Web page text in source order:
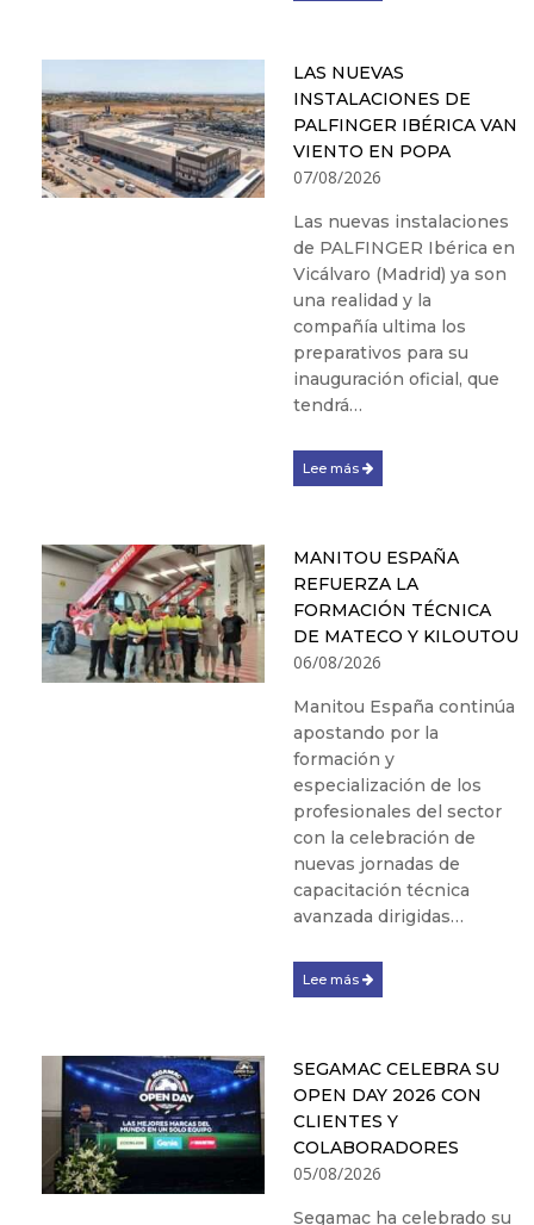
LAS NUEVAS
INSTALACIONES DE
PALFINGER IBÉRICA VAN
VIENTO EN POPA
07/08/2026
Las nuevas instalaciones
de PALFINGER Ibérica en
Vicálvaro (Madrid) ya son
una realidad y la
compañía ultima los
preparativos para su
inauguración oficial, que
tendrá…
Lee más
MANITOU ESPAÑA
REFUERZA LA
FORMACIÓN TÉCNICA
DE MATECO Y KILOUTOU
06/08/2026
Manitou España continúa
apostando por la
formación y
especialización de los
profesionales del sector
con la celebración de
nuevas jornadas de
capacitación técnica
avanzada dirigidas…
Lee más
SEGAMAC CELEBRA SU
OPEN DAY 2026 CON
CLIENTES Y
COLABORADORES
05/08/2026
Segamac ha celebrado su